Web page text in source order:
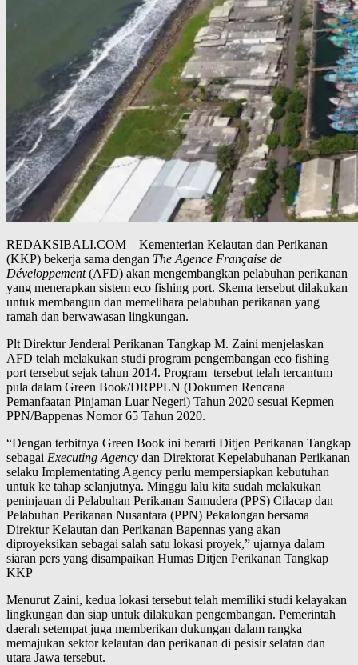
REDAKSIBALI.COM – Kementerian Kelautan dan Perikanan
(KKP) bekerja sama dengan The Agence Française de
Développement(AFD) akan mengembangkan pelabuhan perikanan
yang menerapkan sistem eco fishing port. Skema tersebut dilakukan
untuk membangun dan memelihara pelabuhan perikanan yang
ramah dan berwawasan lingkungan.
Plt Direktur Jenderal Perikanan Tangkap M. Zaini menjelaskan
AFD telah melakukan studi program pengembangan eco fishing
port tersebut sejak tahun 2014. Program tersebut telah tercantum
pula dalam Green Book/DRPPLN (Dokumen Rencana
Pemanfaatan Pinjaman Luar Negeri) Tahun 2020 sesuai Kepmen
PPN/Bappenas Nomor 65 Tahun 2020.
“Dengan terbitnya Green Book ini berarti Ditjen Perikanan Tangkap
sebagai Executing Agency dan Direktorat Kepelabuhanan Perikanan
selaku Implementating Agency perlu mempersiapkan kebutuhan
untuk ke tahap selanjutnya. Minggu lalu kita sudah melakukan
peninjauan di Pelabuhan Perikanan Samudera (PPS) Cilacap dan
Pelabuhan Perikanan Nusantara (PPN) Pekalongan bersama
Direktur Kelautan dan Perikanan Bapennas yang akan
diproyeksikan sebagai salah satu lokasi proyek,” ujarnya dalam
siaran pers yang disampaikan Humas Ditjen Perikanan Tangkap
KKP
Menurut Zaini, kedua lokasi tersebut telah memiliki studi kelayakan
lingkungan dan siap untuk dilakukan pengembangan. Pemerintah
daerah setempat juga memberikan dukungan dalam rangka
memajukan sektor kelautan dan perikanan di pesisir selatan dan
utara Jawa tersebut.